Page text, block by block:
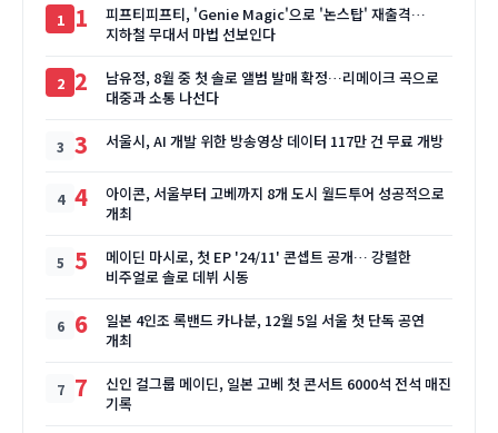
1
피프티피프티, 'Genie Magic'으로 '논스탑' 재출격…
지하철 무대서 마법 선보인다
2
남유정, 8월 중 첫 솔로 앨범 발매 확정…리메이크 곡으로
대중과 소통 나선다
3 서울시, AI 개발 위한 방송영상 데이터 117만 건 무료 개방
4
아이콘, 서울부터 고베까지 8개 도시 월드투어 성공적으로
개최
5
메이딘 마시로, 첫 EP '24/11' 콘셉트 공개… 강렬한
비주얼로 솔로 데뷔 시동
6
일본 4인조 록밴드 카나분, 12월 5일 서울 첫 단독 공연
개최
7
신인 걸그룹 메이딘, 일본 고베 첫 콘서트 6000석 전석 매진
기록